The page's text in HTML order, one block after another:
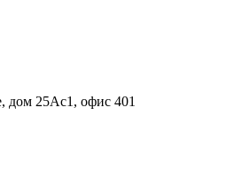
дом 25Аc1, офис 401